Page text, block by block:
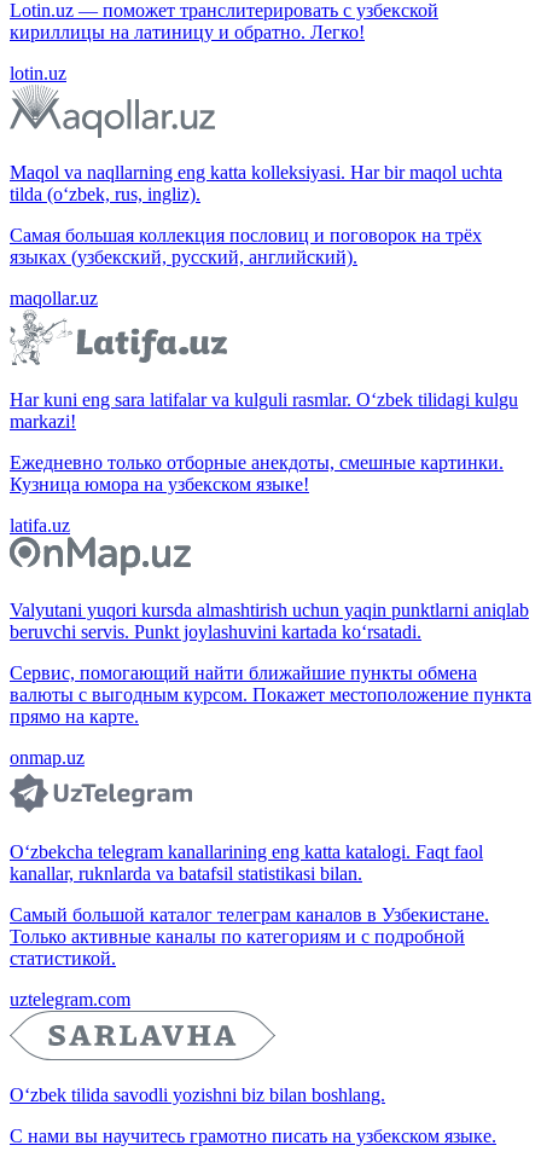
Lotin.uz — поможет транслитерировать с узбекской
кириллицы на латиницу и обратно. Легко!
lotin.uz
Maqol va naqllarning eng katta kolleksiyasi. Har bir maqol uchta
tilda (o‘zbek, rus, ingliz).
Самая большая коллекция пословиц и поговорок на трёх
языках (узбекский, русский, английский).
maqollar.uz
Har kuni eng sara latifalar va kulguli rasmlar. O‘zbek tilidagi kulgu
markazi!
Ежедневно только отборные анекдоты, смешные картинки.
Кузница юмора на узбекском языке!
latifa.uz
Valyutani yuqori kursda almashtirish uchun yaqin punktlarni aniqlab
beruvchi servis. Punkt joylashuvini kartada ko‘rsatadi.
Сервис, помогающий найти ближайшие пункты обмена
валюты с выгодным курсом. Покажет местоположение пункта
прямо на карте.
onmap.uz
O‘zbekcha telegram kanallarining eng katta katalogi. Faqt faol
kanallar, ruknlarda va batafsil statistikasi bilan.
Самый большой каталог телеграм каналов в Узбекистане.
Только активные каналы по категориям и с подробной
статистикой.
uztelegram.com
O‘zbek tilida savodli yozishni biz bilan boshlang.
С нами вы научитесь грамотно писать на узбекском языке.